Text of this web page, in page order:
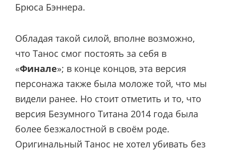
Брюса Бэннера.
Обладая такой силой, вполне возможно,
что Танос смог постоять за себя в
«Финале»; в конце концов, эта версия
персонажа также была моложе той, что мы
видели ранее. Но стоит отметить и то, что
версия Безумного Титана 2014 года была
более безжалостной в своём роде.
Оригинальный Танос не хотел убивать без